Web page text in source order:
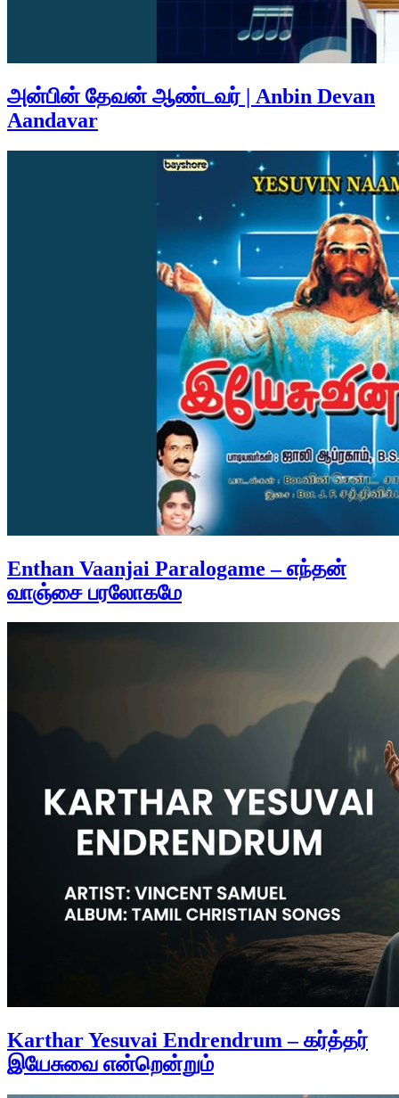
அன்பின் தேவன் ஆண்டவர் | Anbin Devan
Aandavar
Enthan Vaanjai Paralogame – எந்தன்
வாஞ்சை பரலோகமே
Karthar Yesuvai Endrendrum – கர்த்தர்
இயேசுவை என்றென்றும்